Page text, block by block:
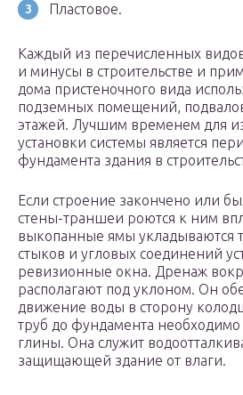
Пластовое.
Каждый из перечисленных
и минусы в строительстве и
дома пристеночного вида
подземных помещений,
этажей. Лучшим временем для
установки системы является
фундамента здания в
Если строение закончено или
стены-траншеи роются к ним
выкопанные ямы укладываются
стыков и угловых соединений
ревизионные окна. Дренаж
располагают под уклоном. Он
движение воды в сторону
труб до фундамента необходимо
глины. Она служит
защищающей здание от влаги.